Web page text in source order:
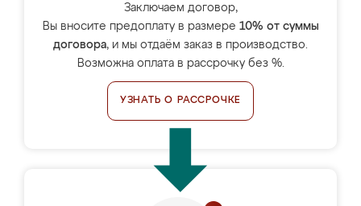
Заключаем договор,
Вы вносите предоплату в размере 10% от суммы
договора, и мы отдаём заказ в производство.
Возможна оплата в рассрочку без %.
УЗНАТЬ О РАССРОЧКЕ